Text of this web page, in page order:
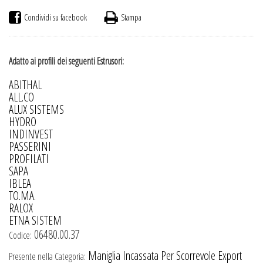
Condividi su facebook Stampa
Adatto ai profili dei seguenti Estrusori:
ABITHAL
ALL.CO
ALUX SISTEMS
HYDRO
INDINVEST
PASSERINI
PROFILATI
SAPA
IBLEA
TO.MA.
RALOX
ETNA SISTEM
Codice: 06480.00.37
Presente nella Categoria: Maniglia Incassata Per Scorrevole Export